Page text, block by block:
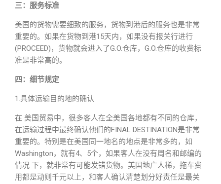
三：服务标准
美国的货物需要细致的服务，货物到港后的服务也是非常
重要的。如果在货物到港15天内，如果没有报关行进行
(PROCEED)，货物就会进入了G.O.仓库，G.O.仓库的收费标
准是非常高的。
四：细节规定
1.具体运输目的地的确认
在 美国贸易中，很多客人在全美国各地都有不同的仓库，
在运输过程中最终确认他们的FINAL DESTINATION是非常
重要的。特别是在美国同一地名的地点是非常多的，如
Washington，就有4、5个，如果客人在没有周名和邮编的
情况 下，就非常有可能发错货物。美国地广人稀，拖车费
用都是动则千元以上，和客人确认清楚划分好责任是最关